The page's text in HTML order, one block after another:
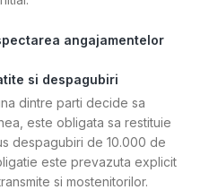
angajamentelor
si despagubiri
dintre parti decide sa
este obligata sa restituie
despagubiri de 10.000 de
este prevazuta explicit
si mostenitorilor.